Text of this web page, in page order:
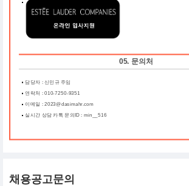
05. 문의처
담당자 : 신민규 주임
연락처 : 010-7250-9351
이메일 : 2023@dasimahr.com
실시간 상담 카톡 문의ID : min__516
채용공고문의